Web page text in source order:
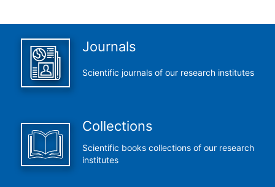
Journals
Scientific journals of our research institutes
Collections
Scientific books collections of our research
institutes